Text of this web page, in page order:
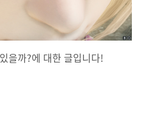
을까?에 대한 글입니다!